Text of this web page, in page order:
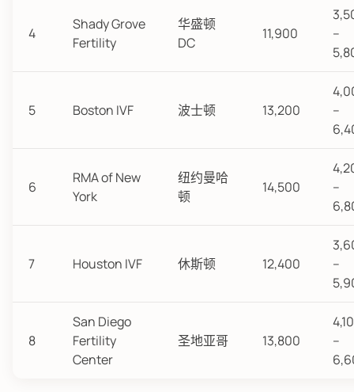
4
Shady Grove
Fertility
华盛顿
DC
11,900
–
5 Boston IVF 波士顿 13,200
–
6
RMA of New
York
纽约曼哈
顿
14,500
–
7 Houston IVF 休斯顿 12,400
–
8
San Diego
Fertility
Center
圣地亚哥 13,800
–